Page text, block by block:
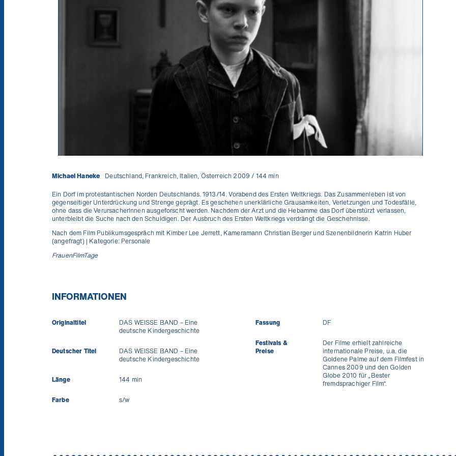
Michael Haneke Deutschland, Frankreich, Italien, Österreich 2009 / 144 min
Ein Dorf im protestantischen Norden Deutschlands. 1913/14. Vorabend des Ersten Weltkriegs. Das Zusammenleben ist von
gegenseitiger Unterdrückung und Strenge geprägt. Es geschehen unerklärliche Grausamkeiten, Verletzungen und Todesfälle,
ohne dass die VerursacherInnen ausgeforscht werden. Nachdem der Arzt und die Hebamme das Dorf überstürzt verlassen,
unterbleibt die Suche nach den Schuldigen. Der Ausbruch des Ersten Weltkriegs verdrängt die Geschehnisse.
Nach dem Film Publikumsgespräch mit Kimber Lee Jerrett, Kameramann Christian Berger und Szenenbildnerin Katrin Huber
(angefragt) | Kategorie: Personale
FrauenFilmTage
INFORMATIONEN
Originaltitel
DAS WEISSE BAND – Eine
deutsche Kindergeschichte
Deutscher Titel
DAS WEISSE BAND – Eine
deutsche Kindergeschichte
Länge 144 min
Farbe s/w
Fassung DF
Festivals &
Preise
Der Filme erhielt zahlreiche
internationale Preise, u.a. die
Goldene Palme auf dem Filmfest in
Cannes 2009 und den Golden
Globe 2010 für „Bester
fremdsprachiger Film“.